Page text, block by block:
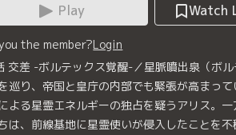
Play
Watch
the member?Login
交差 -ボルテックス覚醒-／星脈噴出泉（ボル
巡り、帝国と皇庁の内部でも緊張が高まって
よる星霊エネルギーの独占を疑うアリス。一
は、前線基地に星霊使いが侵入したことを不